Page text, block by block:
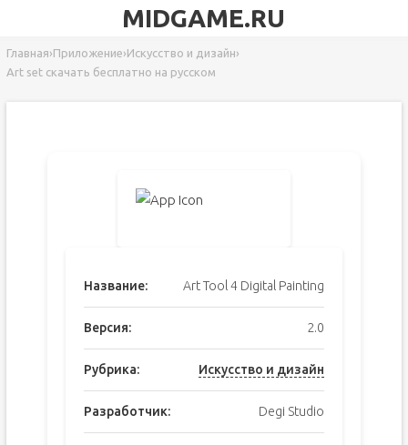
MIDGAME.RU
Главная›Приложение›Искусство и дизайн›
Art set скачать бесплатно на русском
Название: Art Tool 4 Digital Painting
Версия: 2.0
Рубрика: Искусство и дизайн
Разработчик: Degi Studio